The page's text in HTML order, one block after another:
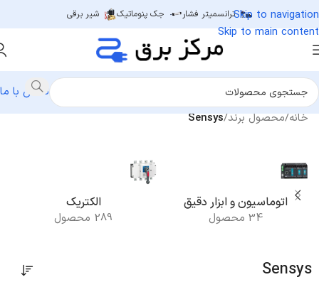
Skip to navigation
Skip to main content
ترانسمیتر فشار جک پنوماتیک شیر برقی
تماس با ما
خانه/محصول برند/
Sensys
اتوماسیون و ابزار دقیق
34 محصول
الکتریک
289 محصول
Sensys